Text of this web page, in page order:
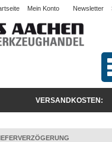
Mein Konto Newsletter
VERSANDKOSTEN: